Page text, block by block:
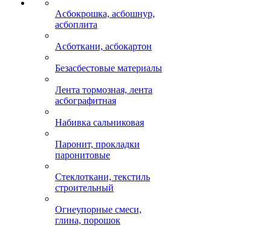
Асбокрошка, асбошнур,
асбоплита
Асботкани, асбокартон
Безасбестовые материалы
Лента тормозная, лента
асбографитная
Набивка сальниковая
Паронит, прокладки
паронитовые
Стеклоткани, текстиль
строительный
Огнеупорные смеси,
глина, порошок